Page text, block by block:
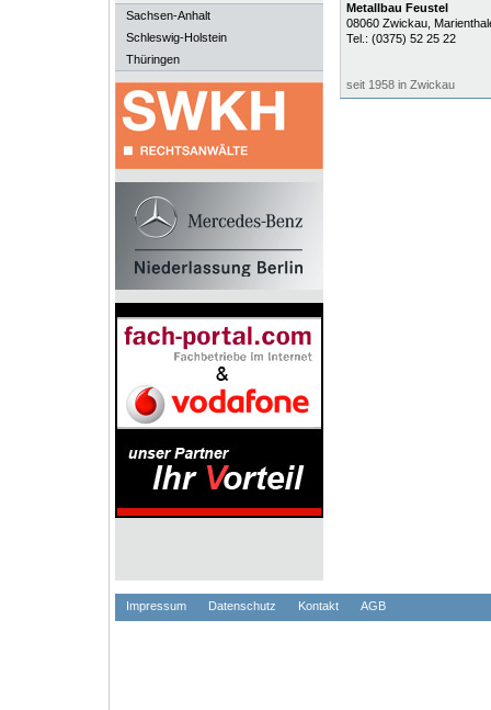
Sachsen-Anhalt
Schleswig-Holstein
Thüringen
Metallbau Feustel
08060 Zwickau,
Tel.: (0375) 52 25 22
seit 1958 in Zwickau
Impressum Datenschutz Kontakt AGB